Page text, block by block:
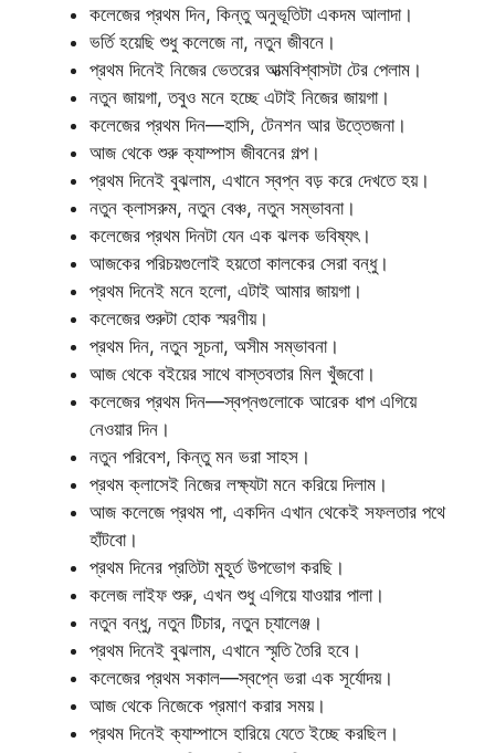
কলেজের প্রথম দিন, কিন্তু অনুভূতিটা একদম আলাদা।
ভর্তি হয়েছি শুধু কলেজে না, নতুন জীবনে।
প্রথম দিনেই নিজের ভেতরের আত্মবিশ্বাসটা টের পেলাম।
নতুন জায়গা, তবুও মনে হচ্ছে এটাই নিজের জায়গা।
কলেজের প্রথম দিন—হাসি, টেনশন আর উত্তেজনা।
আজ থেকে শুরু ক্যাম্পাস জীবনের গল্প।
প্রথম দিনেই বুঝলাম, এখানে স্বপ্ন বড় করে দেখতে হয়।
নতুন ক্লাসরুম, নতুন বেঞ্চ, নতুন সম্ভাবনা।
কলেজের প্রথম দিনটা যেন এক ঝলক ভবিষ্যৎ।
আজকের পরিচয়গুলোই হয়তো কালকের সেরা বন্ধু।
প্রথম দিনেই মনে হলো, এটাই আমার জায়গা।
কলেজের শুরুটা হোক স্মরণীয়।
প্রথম দিন, নতুন সূচনা, অসীম সম্ভাবনা।
আজ থেকে বইয়ের সাথে বাস্তবতার মিল খুঁজবো।
কলেজের প্রথম দিন—স্বপ্নগুলোকে আরেক ধাপ এগিয়ে
নেওয়ার দিন।
নতুন পরিবেশ, কিন্তু মন ভরা সাহস।
প্রথম ক্লাসেই নিজের লক্ষ্যটা মনে করিয়ে দিলাম।
আজ কলেজে প্রথম পা, একদিন এখান থেকেই সফলতার পথে
হাঁটবো।
প্রথম দিনের প্রতিটা মুহূর্ত উপভোগ করছি।
কলেজ লাইফ শুরু, এখন শুধু এগিয়ে যাওয়ার পালা।
নতুন বন্ধু, নতুন টিচার, নতুন চ্যালেঞ্জ।
প্রথম দিনেই বুঝলাম, এখানে স্মৃতি তৈরি হবে।
কলেজের প্রথম সকাল—স্বপ্নে ভরা এক সূর্যোদয়।
আজ থেকে নিজেকে প্রমাণ করার সময়।
প্রথম দিনেই ক্যাম্পাসে হারিয়ে যেতে ইচ্ছে করছিল।